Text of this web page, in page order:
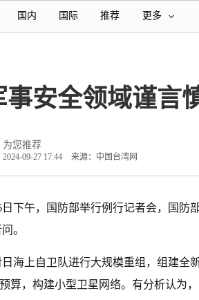
国内 国际 推荐 更多
安全领域谨言
为您推荐
2024-09-27 17:44 来源：中国台湾网
下午，国防部举行例行记者会，国防
。
海上自卫队进行大规模重组，组建全
算，构建小型卫星网络。有分析认为，